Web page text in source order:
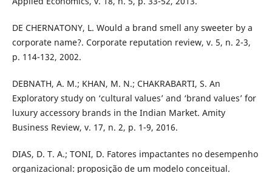
DE CHERNATONY, L. Would a brand smell any sweeter by a
corporate name?. Corporate reputation review, v. 5, n. 2-3,
p. 114-132, 2002.
DEBNATH, A. M.; KHAN, M. N.; CHAKRABARTI, S. An
Exploratory study on ‘cultural values’ and ‘brand values’ for
luxury accessory brands in the Indian Market. Amity
Business Review, v. 17, n. 2, p. 1-9, 2016.
DIAS, D. T. A.; TONI, D. Fatores impactantes no desempenho
organizacional: proposição de um modelo conceitual.